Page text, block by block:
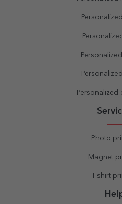
Personalized
Photo
Magnet
T-shirt